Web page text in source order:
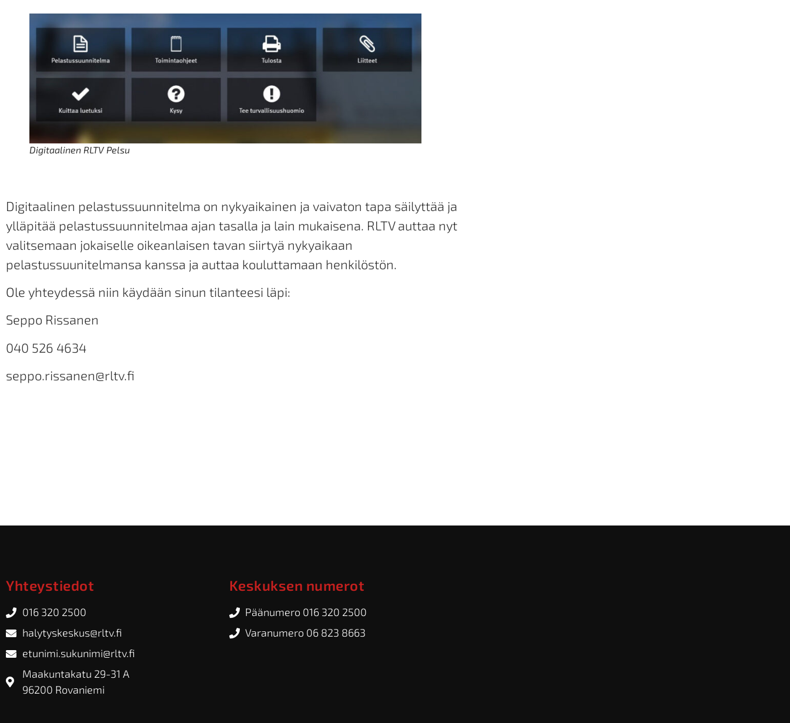
Digitaalinen RLTV Pelsu
Digitaalinen pelastussuunnitelma on nykyaikainen ja vaivaton tapa säilyttää ja
ylläpitää pelastussuunnitelmaa ajan tasalla ja lain mukaisena. RLTV auttaa nyt
valitsemaan jokaiselle oikeanlaisen tavan siirtyä nykyaikaan
pelastussuunitelmansa kanssa ja auttaa kouluttamaan henkilöstön.
Ole yhteydessä niin käydään sinun tilanteesi läpi:
Seppo Rissanen
040 526 4634
seppo.rissanen@rltv.fi
Yhteystiedot
016 320 2500
halytyskeskus@rltv.fi
etunimi.sukunimi@rltv.fi
Maakuntakatu 29-31 A
96200 Rovaniemi
Keskuksen numerot
Päänumero 016 320 2500
Varanumero 06 823 8663